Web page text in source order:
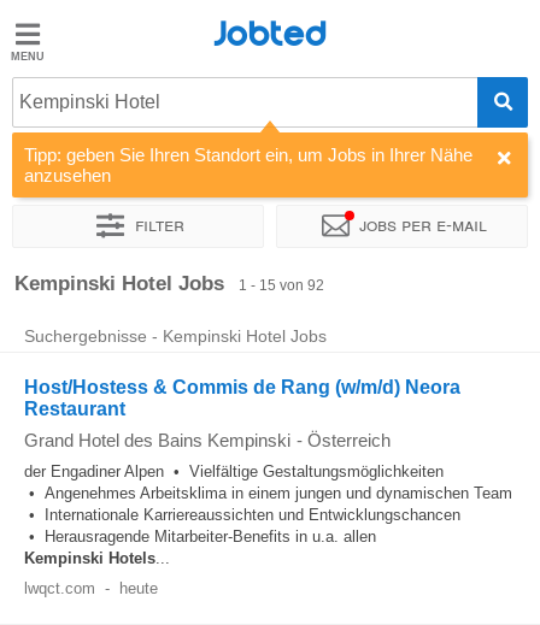
Jobted
Jobs
Gehalt
Jobted
Kempinski Hotel
Tipp: geben Sie Ihren Standort ein, um Jobs in Ihrer Nähe
anzusehen
Filter Jobs per e-mail
Sortieren nach Unternehmen
Kempinski Hotel Jobs 1 - 15 von 92
Suchergebnisse - Kempinski Hotel Jobs
Host/Hostess & Commis de Rang (w/m/d) Neora
Restaurant
Grand Hotel des Bains Kempinski - Österreich
der Engadiner Alpen • Vielfältige Gestaltungsmöglichkeiten
• Angenehmes Arbeitsklima in einem jungen und dynamischen Team
• Internationale Karriereaussichten und Entwicklungschancen
• Herausragende Mitarbeiter-Benefits in u.a. allen
Kempinski Hotels...
lwqct.com - heute